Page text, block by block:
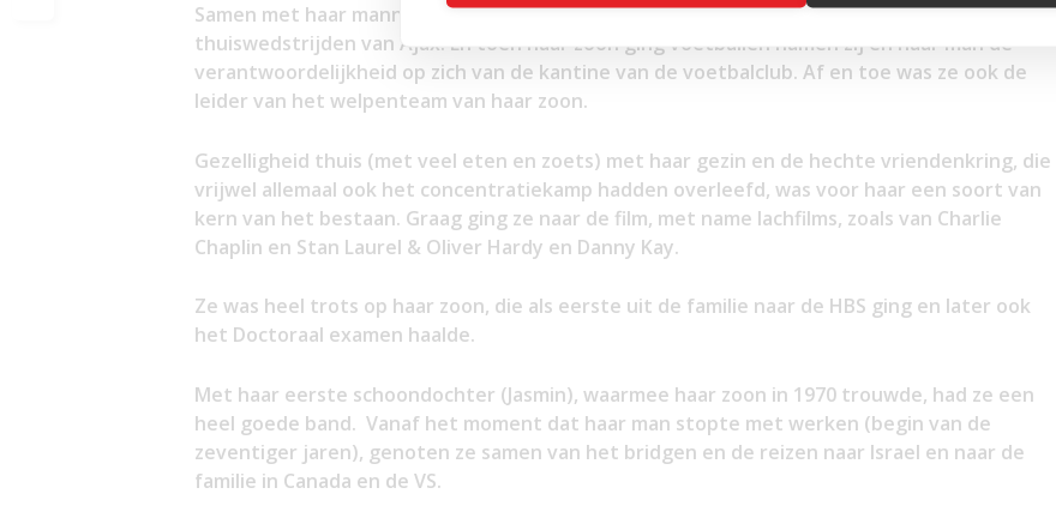
Samen met haar mannen ging ze vanaf het begin van de vijftiger jaren naar alle
thuiswedstrijden van Ajax. En toen haar zoon ging voetballen namen zij en haar man de
verantwoordelijkheid op zich van de kantine van de voetbalclub. Af en toe was ze ook de
leider van het welpenteam van haar zoon.
Gezelligheid thuis (met veel eten en zoets) met haar gezin en de hechte vriendenkring, die
vrijwel allemaal ook het concentratiekamp hadden overleefd, was voor haar een soort van
kern van het bestaan. Graag ging ze naar de film, met name lachfilms, zoals van Charlie
Chaplin en Stan Laurel & Oliver Hardy en Danny Kay.
Ze was heel trots op haar zoon, die als eerste uit de familie naar de HBS ging en later ook
het Doctoraal examen haalde.
Met haar eerste schoondochter (Jasmin), waarmee haar zoon in 1970 trouwde, had ze een
heel goede band. Vanaf het moment dat haar man stopte met werken (begin van de
zeventiger jaren), genoten ze samen van het bridgen en de reizen naar Israel en naar de
familie in Canada en de VS.